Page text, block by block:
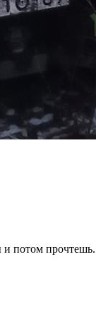
и потом прочтешь.